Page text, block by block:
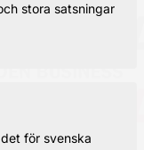
stora satsningar
för svenska